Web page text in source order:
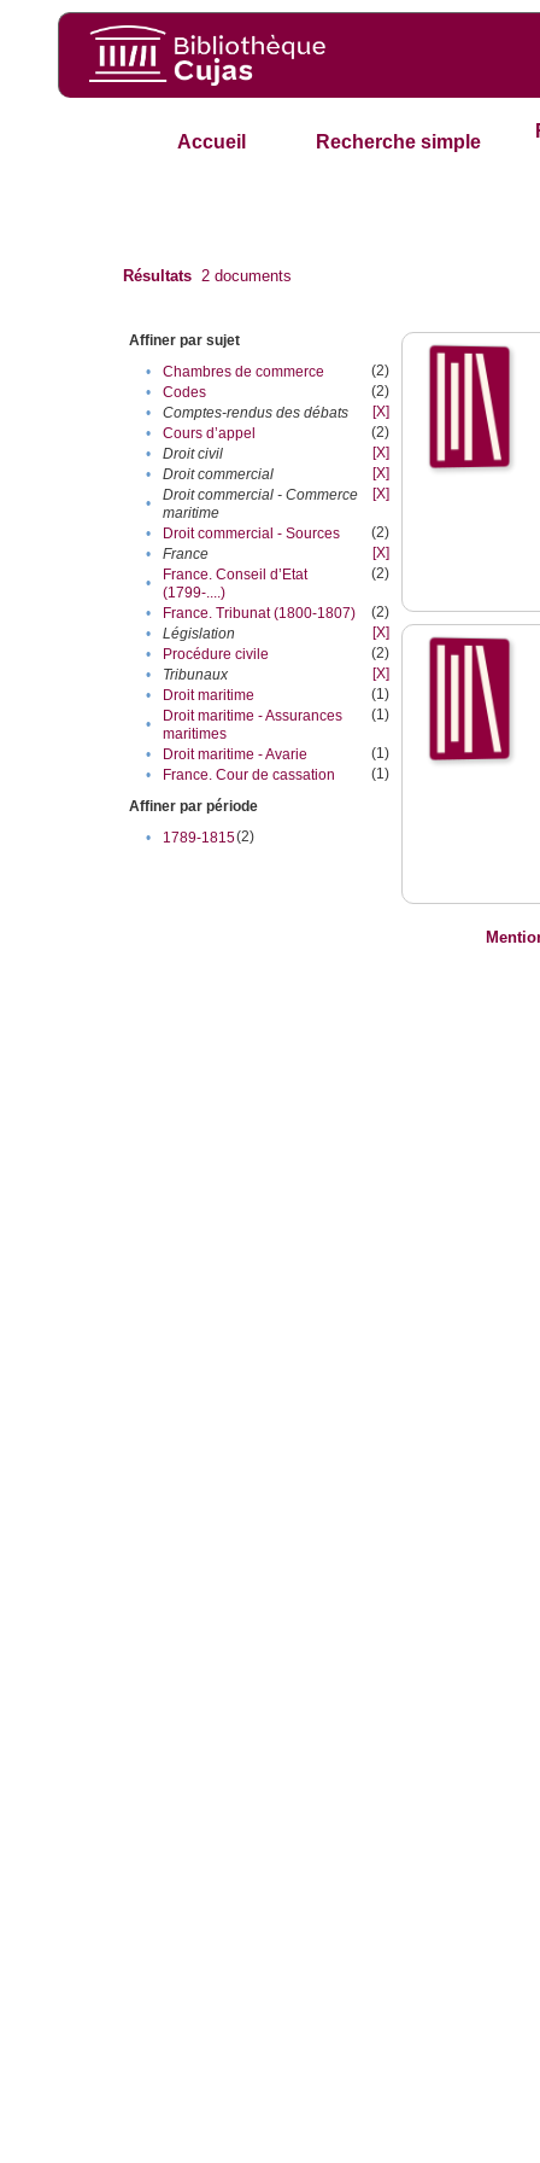
Accueil Recherche simple
Résultats 2 documents
Affiner par sujet
•
Chambres de commerce
(2)
•
Codes
(2)
•
Comptes-rendus des débats
[X]
•
Cours d’appel
(2)
•
Droit civil
[X]
•
Droit commercial
[X]
•
Droit commercial - Commerce
maritime
[X]
• Droit commercial - Sources
(2)
•
France
[X]
•
France. Conseil d’Etat
(1799-....)
(2)
• France. Tribunat (1800-1807)
(2)
•
Législation
[X]
•
Procédure civile
(2)
•
Tribunaux
[X]
•
Droit maritime
(1)
•
Droit maritime - Assurances
maritimes
(1)
• Droit maritime - Avarie
(1)
•
France. Cour de cassation
(1)
Affiner par période
•
1789-1815(2)